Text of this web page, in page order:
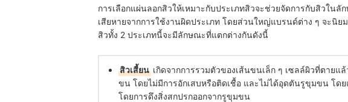
การเลือกแผ่นลอกสิวให้เหมาะกับประเภทสิวจะช่วยจัดการกับสิวใน
เสียหายจากการใช้งานผิดประเภท โดยส่วนใหญ่แบรนด์ต่าง ๆ จะนิ
สิวทั้ง 2 ประเภทนี้จะมีลักษณะที่แตกต่างกันดังนี้
สิวเสี้ยน เกิดจากการรวมตัวของเส้นขนเล็ก ๆ เซลล์ผิวที่ตาย
ขน โดยไม่มีการอักเสบหรือติดเชื้อ และไม่ได้อุดตันรูขุมขน โด
โดยการดึงสิ่งสกปรกออกจากรูขุมขน